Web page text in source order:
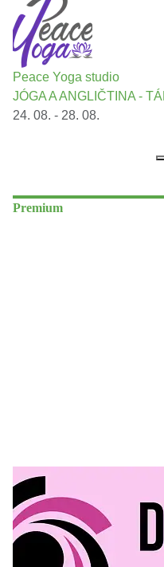
Peace Yoga studio
JÓGA A ANGLIČTINA -
24. 08. - 28. 08.
Premium
Divadelní
Kultura a volný čas